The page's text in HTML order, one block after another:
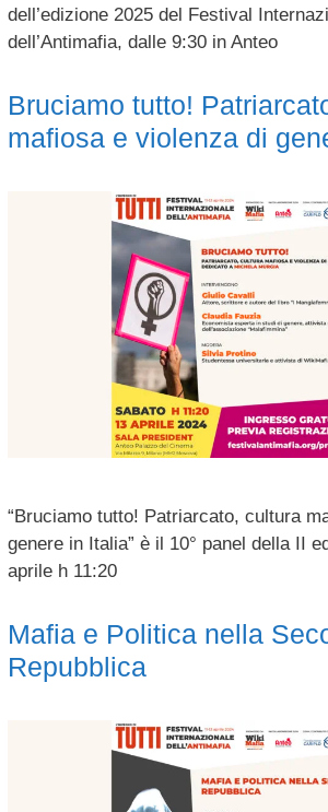
dell’edizione 2025 del Festival
dell’Antimafia, dalle 9:30 in Anteo
Bruciamo tutto!
mafiosa e violenza di
“Bruciamo tutto! Patriarcato, cultura
genere in Italia” è il 10° panel della II
aprile h 11:20
Mafia e Politica nella
Repubblica